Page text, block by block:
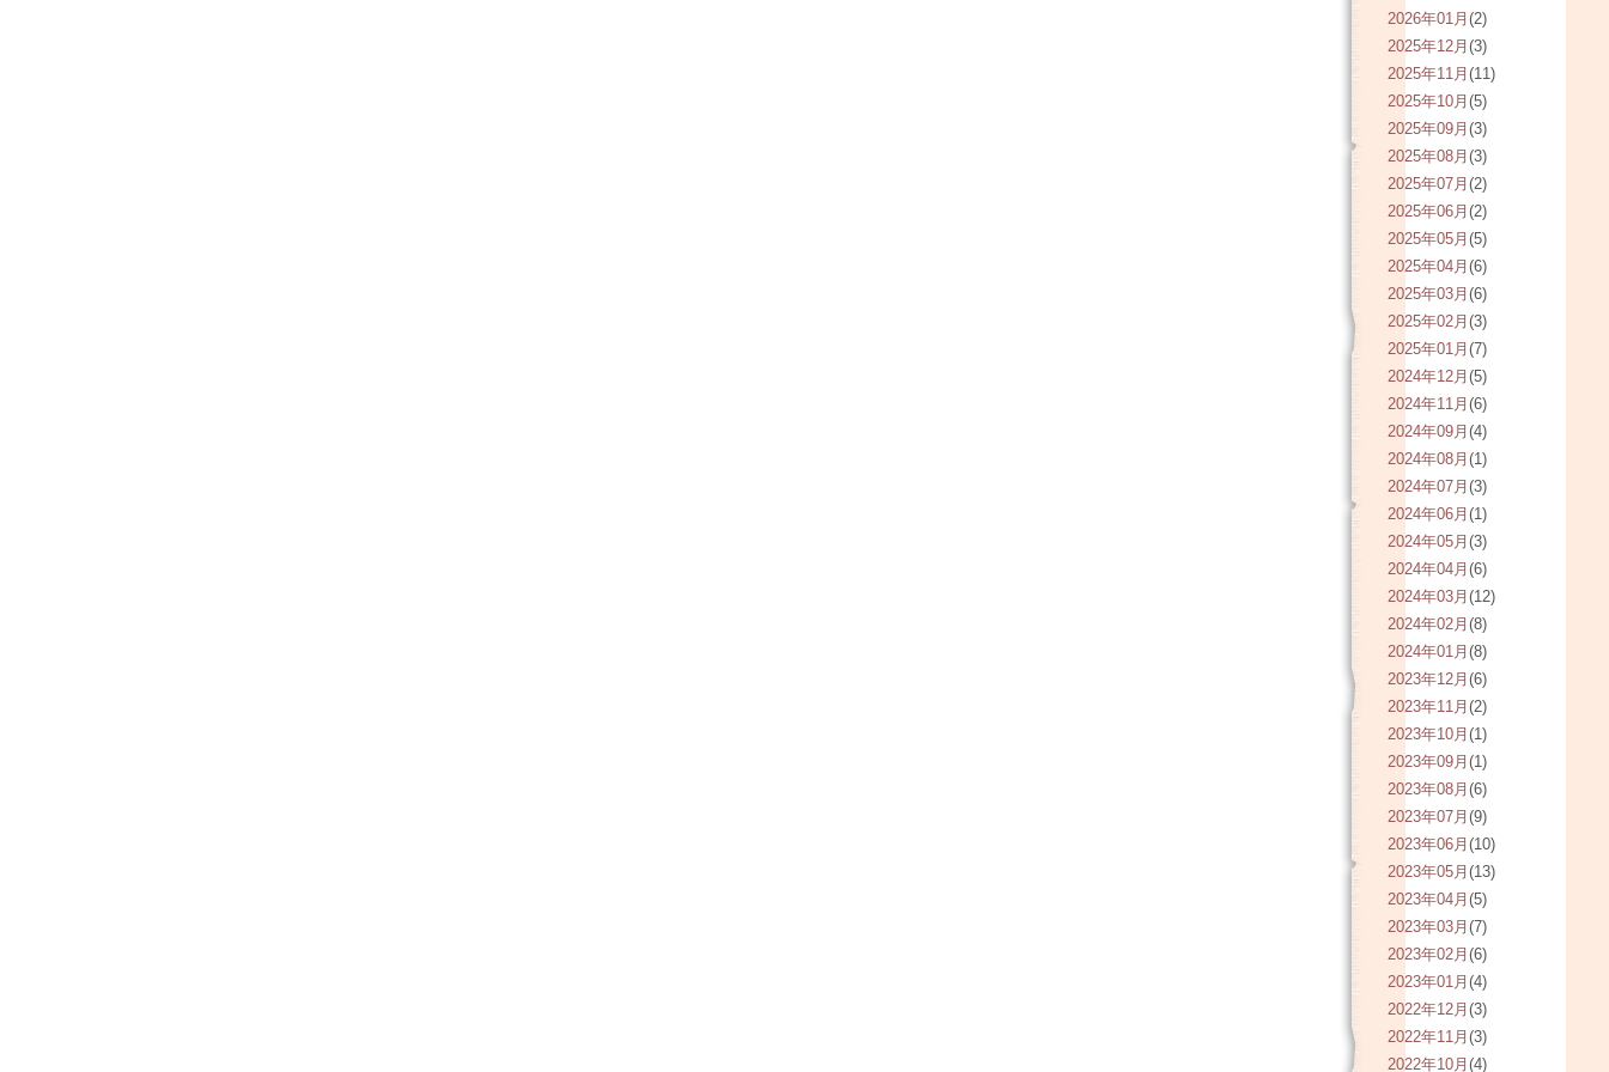
2026年01月 (2)
2025年12月 (3)
2025年11月 (11)
2025年10月 (5)
2025年09月 (3)
2025年08月 (3)
2025年07月 (2)
2025年06月 (2)
2025年05月 (5)
2025年04月 (6)
2025年03月 (6)
2025年02月 (3)
2025年01月 (7)
2024年12月 (5)
2024年11月 (6)
2024年09月 (4)
2024年08月 (1)
2024年07月 (3)
2024年06月 (1)
2024年05月 (3)
2024年04月 (6)
2024年03月 (12)
2024年02月 (8)
2024年01月 (8)
2023年12月 (6)
2023年11月 (2)
2023年10月 (1)
2023年09月 (1)
2023年08月 (6)
2023年07月 (9)
2023年06月 (10)
2023年05月 (13)
2023年04月 (5)
2023年03月 (7)
2023年02月 (6)
2023年01月 (4)
2022年12月 (3)
2022年11月 (3)
2022年10月 (4)